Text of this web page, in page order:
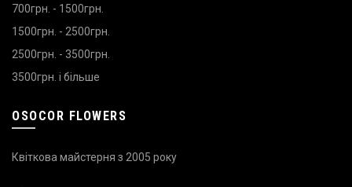
700грн. - 1500грн.
1500грн. - 2500грн.
2500грн. - 3500грн.
3500грн. і більше
OSOCOR FLOWERS
Квіткова майстерня з 2005 року